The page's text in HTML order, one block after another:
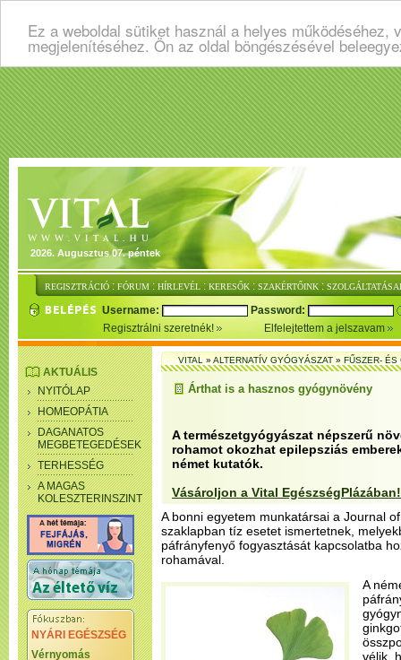
Ez a weboldal sütiket használ a helyes
megjelenítéséhez. Ön az oldal böngészésével
2026. Augusztus 07. péntek
REGISZTRÁCIÓ : FÓRUM : HÍRLEVÉL : KERESŐK : SZAKÉRTŐINK :
Username:
Password:
Regisztrálni szeretnék!
Elfelejtettem a jelszavam
AKTUÁLIS
NYITÓLAP
HOMEOPÁTIA
DAGANATOS
MEGBETEGEDÉSEK
TERHESSÉG
A MAGAS
KOLESZTERINSZINT
NYÁRI EGÉSZSÉG
Vérnyomás
VITAL»ALTERNATÍV GYÓGYÁSZAT»FŰSZER- ÉS
Árthat is a hasznos gyógynövény
A természetgyógyászat népszerű
rohamot okozhat epilepsziás
német kutatók.
Vásároljon a Vital EgészségPlázában!
A bonni egyetem munkatársai a Journal
szaklapban tíz esetet ismertetnek,
páfrányfenyő fogyasztását kapcsolatba
rohamával.
A
vélik,